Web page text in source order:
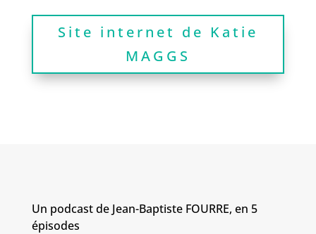
Site internet de Katie
MAGGS
Un podcast de Jean-Baptiste FOURRE, en 5
épisodes